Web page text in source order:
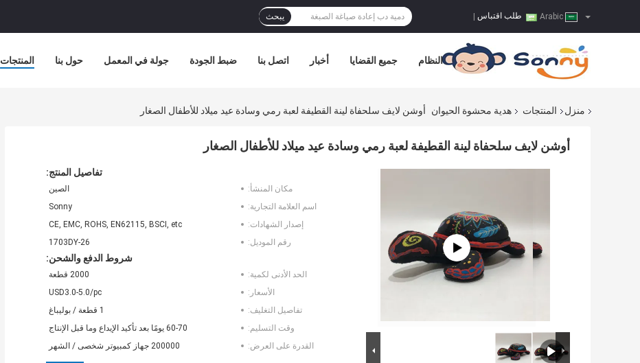
طلب اقتباس يبحث
المنتجات حول بنا جولة في المعمل ضبط الجودة اتصل بنا أخبار جميع القضايا النظام
منزل المنتجات هدية محشوة الحيوان أوشن لايف سلحفاة لينة القطيفة لعبة رمي وسادة عيد ميلاد للأطفال الصغار
أوشن لايف سلحفاة لينة القطيفة لعبة رمي وسادة عيد ميلاد للأطفال الصغار
تفاصيل المنتج:
مكان المنشأ:
الصين
اسم العلامة التجارية:
Sonny
إصدار الشهادات:
CE, EMC, ROHS, EN62115, BSCI, etc
رقم الموديل:
1703DY-26
شروط الدفع والشحن:
الحد الأدنى لكمية:
2000 قطعة
الأسعار:
USD3.0-5.0/pc
تفاصيل التغليف:
1 قطعة / بوليباغ
وقت التسليم:
60-70 يومًا بعد تأكيد الإيداع وما قبل الإنتاج
القدرة على العرض:
200000 جهاز كمبيوتر شخصى / الشهر